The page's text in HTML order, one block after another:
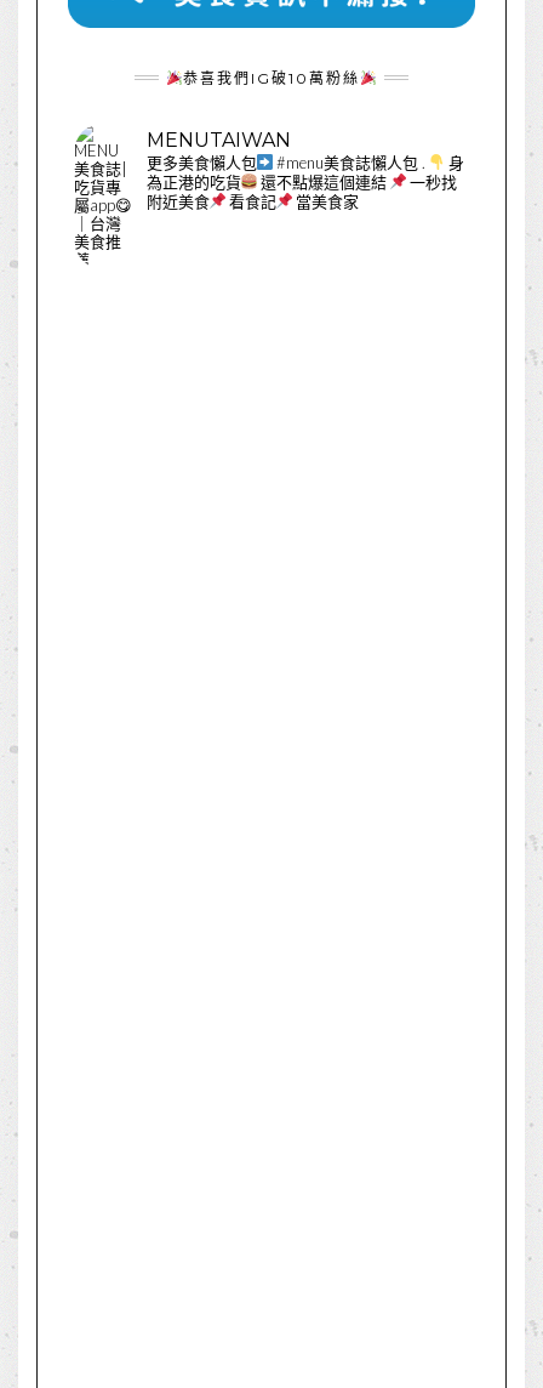
恭喜我們IG破10萬粉絲
MENUTAIWAN
更多美食懶人包 #menu美食誌懶人包 .
身
為正港的吃貨
還不點爆這個連結
一秒找
附近美食
看食記 當美食家